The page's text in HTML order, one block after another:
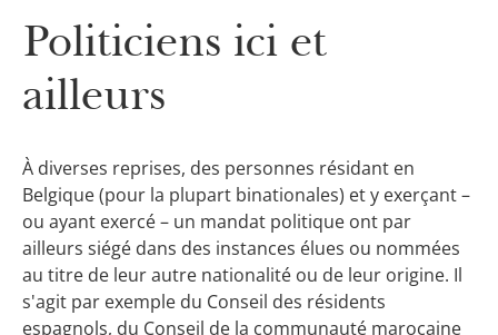
Politiciens ici et
ailleurs
À diverses reprises, des personnes résidant en
Belgique (pour la plupart binationales) et y exerçant –
ou ayant exercé – un mandat politique ont par
ailleurs siégé dans des instances élues ou nommées
au titre de leur autre nationalité ou de leur origine. Il
s'agit par exemple du Conseil des résidents
espagnols, du Conseil de la communauté marocaine